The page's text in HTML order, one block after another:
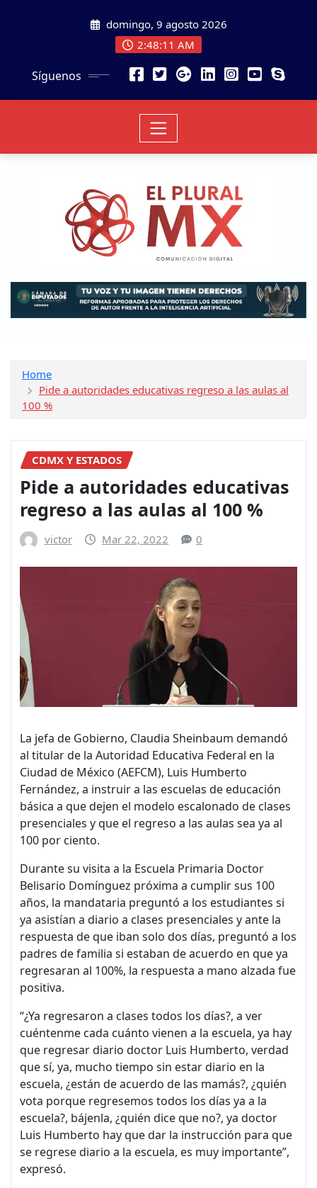
domingo, 9 agosto 2026
2:48:12 AM
Síguenos
Home
Pide a autoridades educativas regreso a las aulas al
100 %
CDMX Y ESTADOS
Pide a autoridades educativas
regreso a las aulas al 100 %
victor Mar 22, 2022 0
La jefa de Gobierno, Claudia Sheinbaum demandó
al titular de la Autoridad Educativa Federal en la
Ciudad de México (AEFCM), Luis Humberto
Fernández, a instruir a las escuelas de educación
básica a que dejen el modelo escalonado de clases
presenciales y que el regreso a las aulas sea ya al
100 por ciento.
Durante su visita a la Escuela Primaria Doctor
Belisario Domínguez próxima a cumplir sus 100
años, la mandataria preguntó a los estudiantes si
ya asistían a diario a clases presenciales y ante la
respuesta de que iban solo dos días, preguntó a los
padres de familia si estaban de acuerdo en que ya
regresaran al 100%, la respuesta a mano alzada fue
positiva.
“¿Ya regresaron a clases todos los días?, a ver
cuéntenme cada cuánto vienen a la escuela, ya hay
que regresar diario doctor Luis Humberto, verdad
que sí, ya, mucho tiempo sin estar diario en la
escuela, ¿están de acuerdo de las mamás?, ¿quién
vota porque regresemos todos los días ya a la
escuela?, bájenla, ¿quién dice que no?, ya doctor
Luis Humberto hay que dar la instrucción para que
se regrese diario a la escuela, es muy importante”,
expresó.